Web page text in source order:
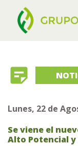
sticky_note_2
Lunes, 22 de
Se viene el
Alto Potencial y